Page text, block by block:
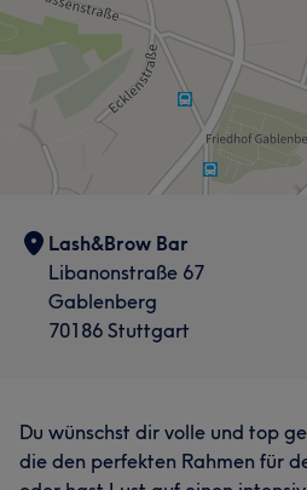
Lash&Brow Bar
Libanonstraße 67
Gablenberg
70186 Stuttgart
Du wünschst dir volle und top
die den perfekten Rahmen für